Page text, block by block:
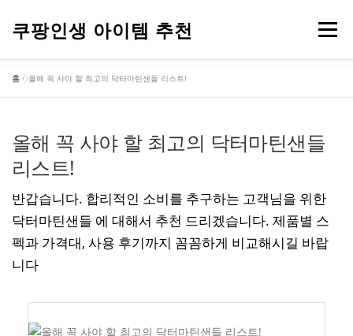
로
쿠팡인생 아이템 추천 메뉴
컴퓨터 기타
홈 »올해 꼭 사야 할 최고의 닥터마틴샌들 리스트!
올해 꼭 사야 할 최고의 닥터마틴샌들
리스트!
반갑습니다. 합리적인 소비를 추구하는 고객님을 위한
닥터마틴샌들 에 대해서 추천 드리겠습니다. 제품별 스
펙과 가격대, 사용 후기까지 꼼꼼하게 비교해시길 바랍
니다